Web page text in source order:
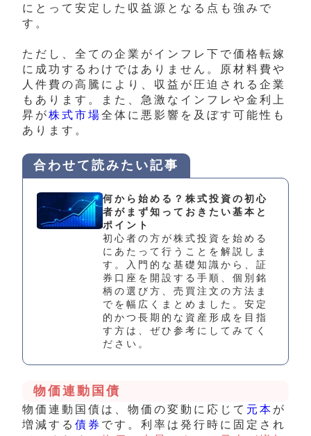
にとって安定した収益源となる点も強みで
す。
ただし、全ての企業がインフレ下で価格転嫁
に成功するわけではありません。原材料費や
人件費の高騰により、収益が圧迫される企業
もあります。また、急激なインフレや金利上
昇が株式市場全体に悪影響を及ぼす可能性も
あります。
合わせて読みたい記事
何から始める？株式投資の初心
者がまず知っておきたい基本と
ポイント
初心者の方が株式投資を始める
にあたって行うことを解説しま
す。入門的な基礎知識から、証
券口座を開設する手順、個別銘
柄の選び方、売買注文の方法ま
でを幅広くまとめました。安定
的かつ長期的な資産形成を目指
す方は、ぜひ参考にしてみてく
ださい。
物価連動国債
物価連動国債は、物価の変動に応じて 元本 が
増減する 債券 です。利率は発行時に固定され